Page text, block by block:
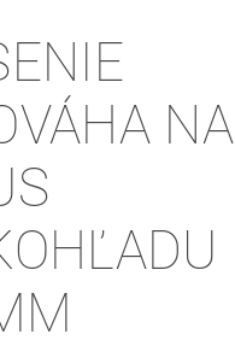
NA